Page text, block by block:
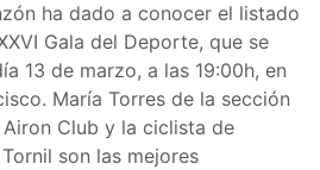
ha dado a conocer el listado
Gala del Deporte, que se
13 de marzo, a las 19:00h, en
María Torres de la sección
Club y la ciclista de
son las mejores